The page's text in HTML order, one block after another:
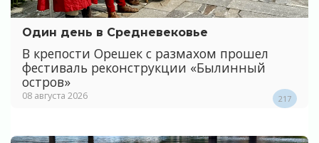
Один день в Средневековье
В крепости Орешек с размахом прошел
фестиваль реконструкции «Былинный
остров»
08 августа 2026 217